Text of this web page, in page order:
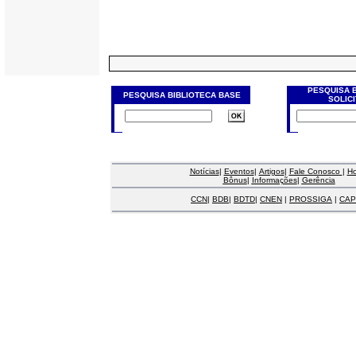
PESQUISA BIBLIOTECA BASE
PESQUISA
Notícias| Eventos| Artigos| Fale Conosco |
Bônus| Informações| Gerência
CCN| BDB| BDTD| CNEN | PROSSIGA |